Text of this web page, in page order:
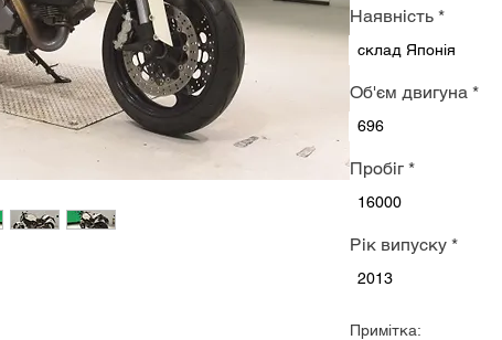
Наявність *
склад Японія
Об'єм двигуна *
696
Пробіг *
16000
Рік випуску *
2013
Примітка: